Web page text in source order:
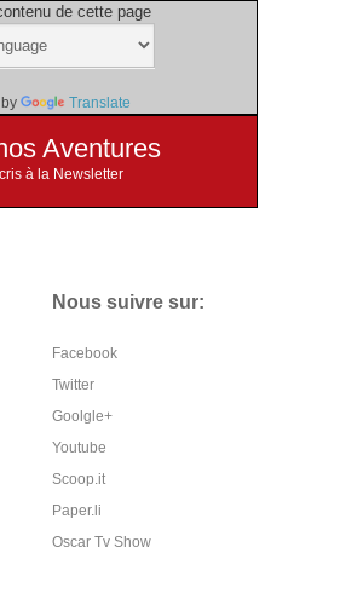
de cette page
Translate
Aventures
à la Newsletter
Nous suivre sur:
Facebook
Twitter
Goolgle+
Youtube
Scoop.it
Paper.li
Oscar Tv Show